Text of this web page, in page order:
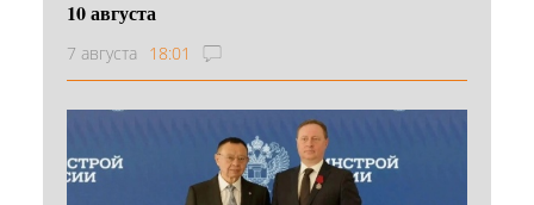
10 августа
7 августа 18:01